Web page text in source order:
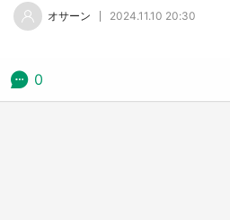
オサーン 2024.11.10 20:30
0